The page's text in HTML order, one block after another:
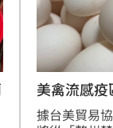
了 20:30
住 20:30
20:30
20:24
美禽流感
據台美貿易